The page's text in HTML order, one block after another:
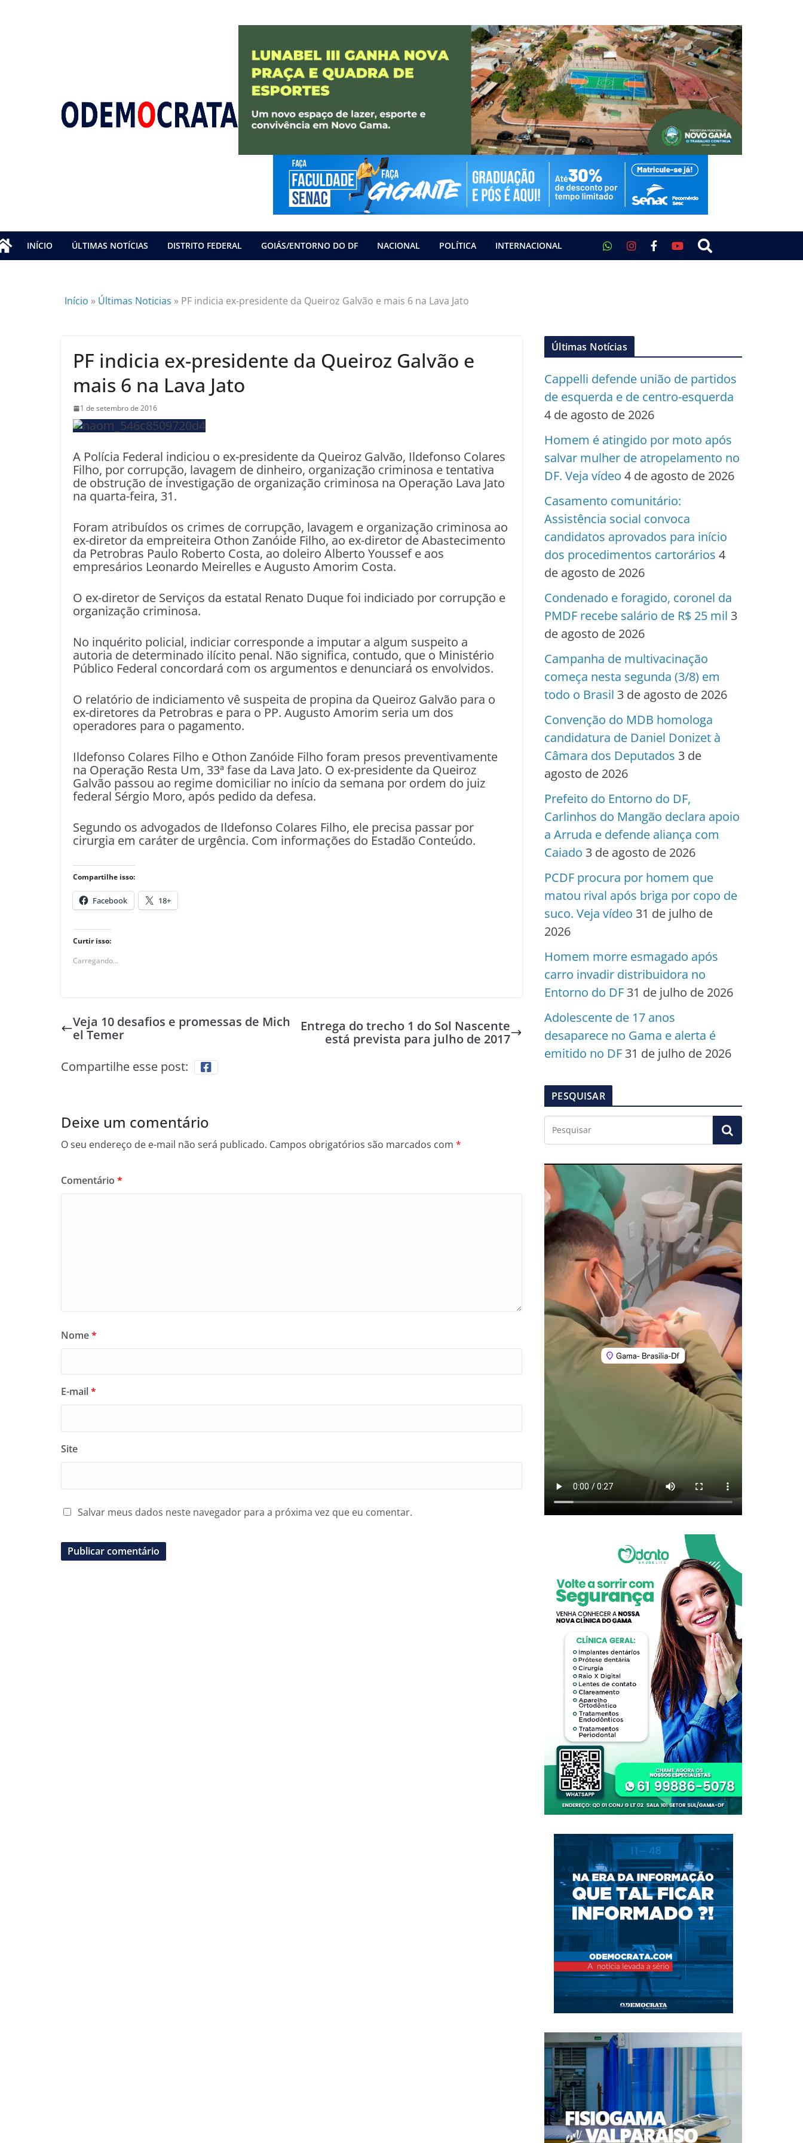
INÍCIO ÚLTIMAS NOTÍCIAS DISTRITO FEDERAL GOIÁS/ENTORNO DO DF NACIONAL POLÍTICA INTERNACIONAL
Início » Últimas Noticias » PF indicia ex-presidente da Queiroz Galvão e mais 6 na Lava Jato
PF indicia ex-presidente da Queiroz Galvão e
mais 6 na Lava Jato
1 de setembro de 2016
A Polícia Federal indiciou o ex-presidente da Queiroz Galvão, Ildefonso Colares
Filho, por corrupção, lavagem de dinheiro, organização criminosa e tentativa
de obstrução de investigação de organização criminosa na Operação Lava Jato
na quarta-feira, 31.
Foram atribuídos os crimes de corrupção, lavagem e organização criminosa ao
ex-diretor da empreiteira Othon Zanóide Filho, ao ex-diretor de Abastecimento
da Petrobras Paulo Roberto Costa, ao doleiro Alberto Youssef e aos
empresários Leonardo Meirelles e Augusto Amorim Costa.
O ex-diretor de Serviços da estatal Renato Duque foi indiciado por corrupção e
organização criminosa.
No inquérito policial, indiciar corresponde a imputar a algum suspeito a
autoria de determinado ilícito penal. Não significa, contudo, que o Ministério
Público Federal concordará com os argumentos e denunciará os envolvidos.
O relatório de indiciamento vê suspeita de propina da Queiroz Galvão para o
ex-diretores da Petrobras e para o PP. Augusto Amorim seria um dos
operadores para o pagamento.
Ildefonso Colares Filho e Othon Zanóide Filho foram presos preventivamente
na Operação Resta Um, 33ª fase da Lava Jato. O ex-presidente da Queiroz
Galvão passou ao regime domiciliar no início da semana por ordem do juiz
federal Sérgio Moro, após pedido da defesa.
Segundo os advogados de Ildefonso Colares Filho, ele precisa passar por
cirurgia em caráter de urgência. Com informações do Estadão Conteúdo.
Compartilhe isso:
Facebook 18+
Curtir isso:
Carregando...
Veja 10 desafios e promessas de Mich
el Temer
Entrega do trecho 1 do Sol Nascente
está prevista para julho de 2017
Compartilhe esse post:
Deixe um comentário
O seu endereço de e-mail não será publicado. Campos obrigatórios são marcados com *
Comentário *
Nome*
E-mail*
Site
Salvar meus dados neste navegador para a próxima vez que eu comentar.
Últimas Notícias
Cappelli defende união de partidos
de esquerda e de centro-esquerda
4 de agosto de 2026
Homem é atingido por moto após
salvar mulher de atropelamento no
DF. Veja vídeo 4 de agosto de 2026
Casamento comunitário:
Assistência social convoca
candidatos aprovados para início
dos procedimentos cartorários 4
de agosto de 2026
Condenado e foragido, coronel da
PMDF recebe salário de R$ 25 mil 3
de agosto de 2026
Campanha de multivacinação
começa nesta segunda (3/8) em
todo o Brasil 3 de agosto de 2026
Convenção do MDB homologa
candidatura de Daniel Donizet à
Câmara dos Deputados 3 de
agosto de 2026
Prefeito do Entorno do DF,
Carlinhos do Mangão declara apoio
a Arruda e defende aliança com
Caiado 3 de agosto de 2026
PCDF procura por homem que
matou rival após briga por copo de
suco. Veja vídeo 31 de julho de
2026
Homem morre esmagado após
carro invadir distribuidora no
Entorno do DF 31 de julho de 2026
Adolescente de 17 anos
desaparece no Gama e alerta é
emitido no DF 31 de julho de 2026
PESQUISAR